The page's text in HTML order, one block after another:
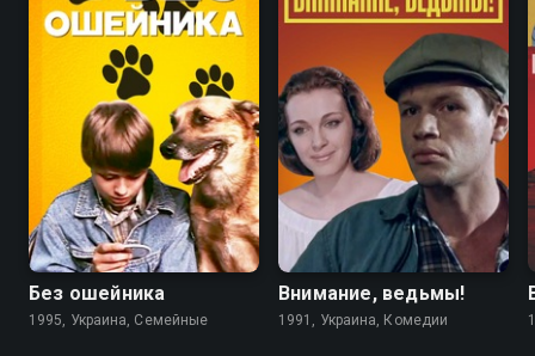
6.7 4.6
Без ошейника
1995, Украина, Семейные
5.6
Внимание, ведьмы!
1991, Украина, Комедии